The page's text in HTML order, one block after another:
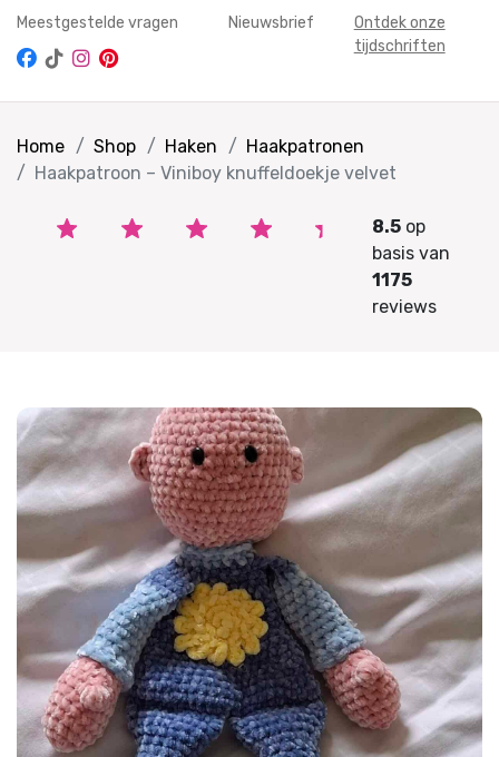
Meestgestelde vragen Nieuwsbrief
Ontdek onze
tijdschriften
Home Shop Haken
Haakpatronen
Haakpatroon – Viniboy knuffeldoekje velvet
8.5op
basis van
1175
reviews